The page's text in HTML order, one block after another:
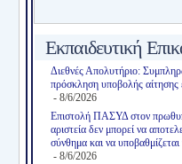
Εκπαιδευτική
Διεθνές Απολυτήριο:
πρόσκληση υποβολής αίτησης
- 8/6/2026
Επιστολή ΠΑΣΥΔ στον
αριστεία δεν μπορεί να
σύνθημα και να υποβαθμίζεται
- 8/6/2026